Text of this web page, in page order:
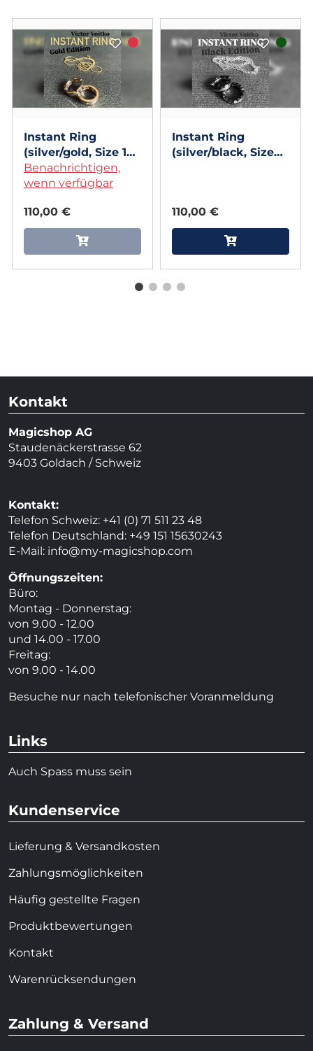
Instant Ring
(silver/gold, Size 12)
by Viktor Voitko
Benachrichtigen,
wenn verfügbar
110,00 €
Instant Ring
(silver/black, Size
110,00 €
Kontakt
Magicshop AG
Staudenäckerstrasse 62
9403 Goldach / Schweiz
Kontakt:
Telefon Schweiz: +41 (0) 71 511 23 48
Telefon Deutschland: +49 151 15630243
E-Mail: info@my-magicshop.com
Öffnungszeiten:
Büro:
Montag - Donnerstag:
von 9.00 - 12.00
und 14.00 - 17.00
Freitag:
von 9.00 - 14.00
Besuche nur nach telefonischer Voranmeldung
Links
Auch Spass muss sein
Kundenservice
Lieferung & Versandkosten
Zahlungsmöglichkeiten
Häufig gestellte Fragen
Produktbewertungen
Kontakt
Warenrücksendungen
Zahlung & Versand